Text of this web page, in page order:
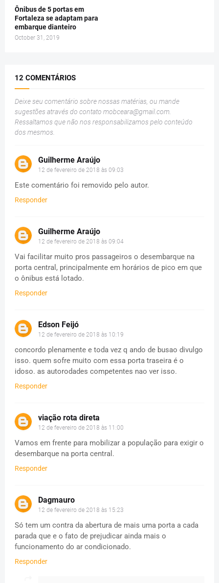
Ônibus de 5 portas em
Fortaleza se adaptam para
embarque dianteiro
October 31, 2019
12 COMENTÁRIOS
Deixe seu comentário sobre nossas matérias, ou mande
sugestões através do contato mobceara@gmail.com
Ressaltamos que não nos responsabilizamos pelo conteúdo
dos mesmos.
Guilherme Araújo
12 de fevereiro de 2018 às 09:03
Este comentário foi removido pelo autor.
Responder
Guilherme Araújo
12 de fevereiro de 2018 às 09:04
Vai facilitar muito pros passageiros o desembarque na
porta central, principalmente em horários de pico em que
o ônibus está lotado.
Responder
Edson Feijó
12 de fevereiro de 2018 às 10:19
concordo plenamente e toda vez q ando de busao divulgo
isso. quem sofre muito com essa porta traseira é o
idoso. as autorodades competentes nao ver isso.
Responder
viação rota direta
12 de fevereiro de 2018 às 11:00
Vamos em frente para mobilizar a população para exigir o
desembarque na porta central.
Responder
Dagmauro
12 de fevereiro de 2018 às 15:23
Só tem um contra da abertura de mais uma porta a cada
parada que e o fato de prejudicar ainda mais o
funcionamento do ar condicionado.
Responder